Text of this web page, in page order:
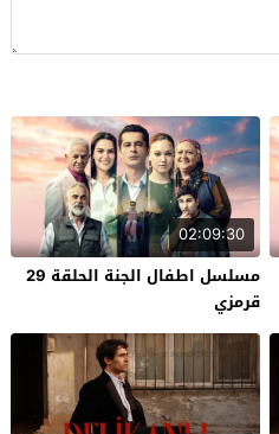
02:09:30
مسلسل اطفال الجنة الحلقة 29
قرمزي